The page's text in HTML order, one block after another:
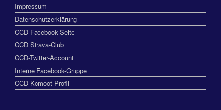
Impressum
Datenschutzerklärung
CCD Facebook-Seite
CCD Strava-Club
CCD-Twitter-Account
Interne Facebook-Gruppe
CCD Komoot-Profil